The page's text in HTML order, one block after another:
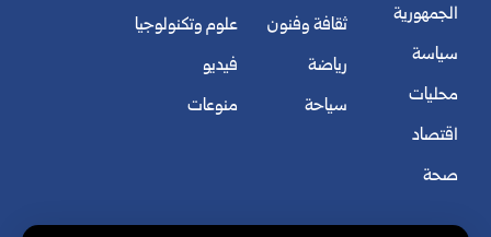
الجمهورية
سياسة
محليات
اقتصاد
صحة
ثقافة وفنون
رياضة
سياحة
علوم وتكنولوجيا
فيديو
منوعات